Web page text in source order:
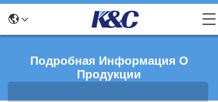
Подробная Информация О
Продукции